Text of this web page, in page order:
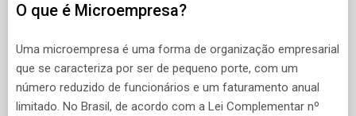
O que é Microempresa?
Uma microempresa é uma forma de organização empresarial
que se caracteriza por ser de pequeno porte, com um
número reduzido de funcionários e um faturamento anual
limitado. No Brasil, de acordo com a Lei Complementar nº